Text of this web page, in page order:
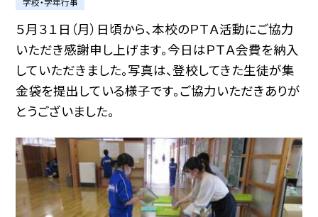
５月３１日（月）日頃から、本校のＰＴＡ活動にご協力
いただき感謝申し上げます。今日はＰＴＡ会費を納入
していただきました。写真は、登校してきた生徒が集
金袋を提出している様子です。ご協力いただきありが
とうございました。